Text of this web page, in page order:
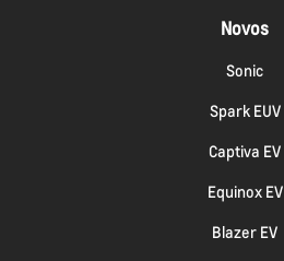
Novos
Sonic
Spark EUV
Captiva EV
Equinox EV
Blazer EV